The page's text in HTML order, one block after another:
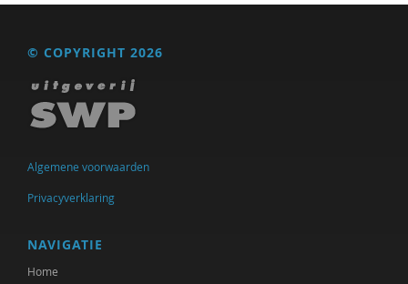
Remko Berkhout
Geert Bettinger
Frans Bieckmann
Desirée Bierlaagh
Gert Biesta
Rinske Bijl
Sarah Blaffer Hrdy
© COPYRIGHT 2026
Algemene voorwaarden
Privacyverklaring
NAVIGATIE
Home